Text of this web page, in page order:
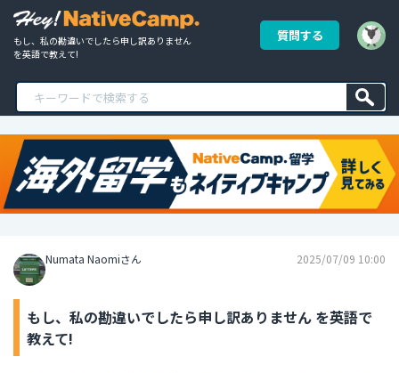
もし、私の勘違いでしたら申し訳ありません
を英語で教えて!
質問する
Numata Naomiさん 2025/07/09 10:00
もし、私の勘違いでしたら申し訳ありません を英語で
教えて!